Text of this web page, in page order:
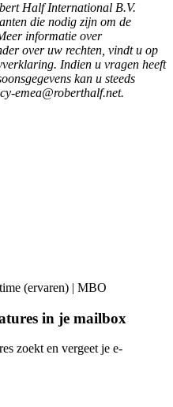
Half International B.V.
die nodig zijn om de
informatie over
over uw rechten, vindt u op
. Indien u vragen heeft
kan u steeds
emea@roberthalf.net.
(ervaren) | MBO
in je mailbox
zoekt en vergeet je e-